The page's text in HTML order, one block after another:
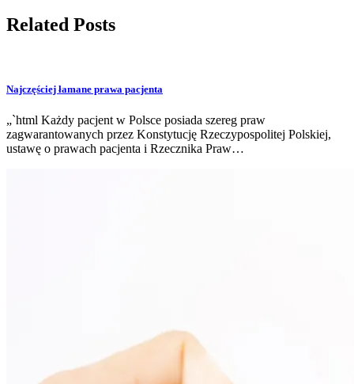
Related Posts
Najczęściej łamane prawa pacjenta
„`html Każdy pacjent w Polsce posiada szereg praw
zagwarantowanych przez Konstytucję Rzeczypospolitej Polskiej,
ustawę o prawach pacjenta i Rzecznika Praw…